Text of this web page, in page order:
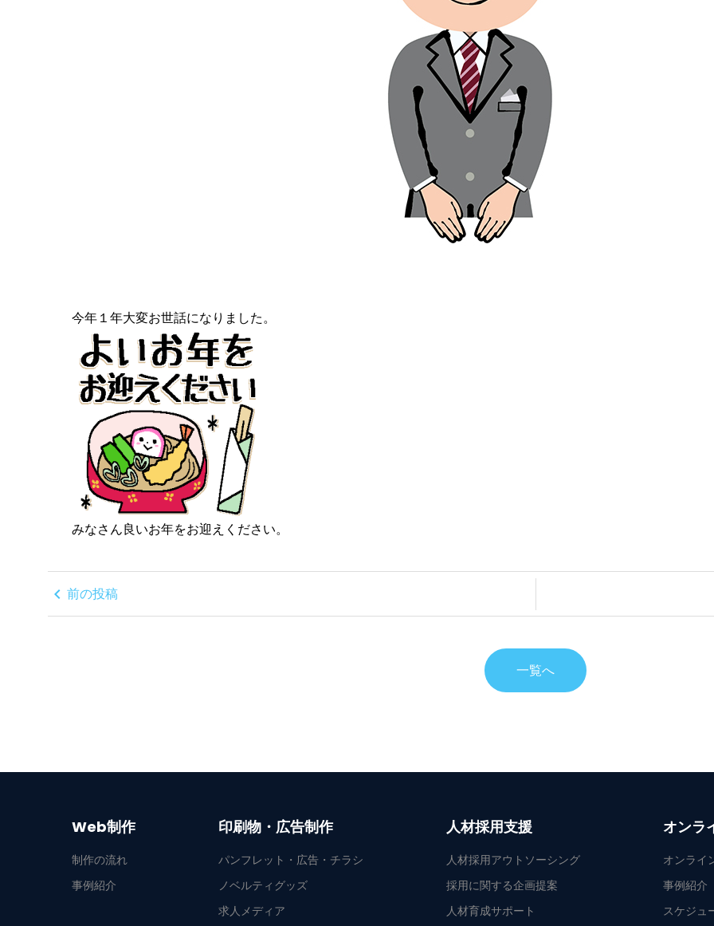
今年１年大変お世話になりました。
みなさん良いお年をお迎えください。
chevron_left 前の投稿
一覧へ
Web制作
制作の流れ
事例紹介
印刷物・広告制作
パンフレット・広告・チラシ
ノベルティグッズ
求人メディア
人材採用支援
人材採用アウトソーシング
採用に関する企画提案
人材育成サポート
オンラ
オンライ
事例紹介
スケジュ